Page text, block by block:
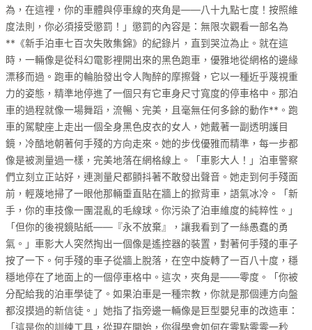
為，在這裡，你的車體與停車線的夾角是——八十九點七度！按照維
度法則，你必須接受懲罰！」懲罰的內容是：無限次觀看一部名為
**《新手泊車七百次失敗集錦》的紀錄片，直到哭泣為止。就在這
時，一輛像是從科幻電影裡開出來的黑色跑車，優雅地從網格的邊緣
漂移而過。跑車的輪胎發出令人陶醉的摩擦聲，它以一種近乎蔑視重
力的姿態，精準地停進了一個只有它車身尺寸寬度的停車格中。那泊
車的過程就像一場舞蹈，流暢、完美，且毫無任何多餘的動作**。跑
車的駕駛座上走出一個全身黑色皮衣的女人，她戴著一副透明護目
鏡，冷酷地朝著何手殘的方向走來。她的步伐優雅而精準，每一步都
像是被測量過一樣，完美地落在網格線上。「車影大人！」泊車警察
們立刻立正站好，連測量尺都顫抖著不敢發出聲音。她走到何手殘面
前，輕蔑地掃了一眼他那輛垂直貼在牆上的掀背車，語氣冰冷。「新
手，你的車技像一團混亂的毛線球。你污染了泊車維度的純粹性。」
「但你的後視鏡貼紙——『永不放棄』，讓我看到了一絲愚蠢的勇
氣。」車影大人突然掏出一個像是遙控器的裝置，對著何手殘的車子
按了一下。何手殘的車子從牆上脫落，在空中旋轉了一百八十度，穩
穩地停在了地面上的一個停車格中。這次，夾角是——零度。「你被
分配給我的泊車學徒了。如果泊車是一種宗教，你就是那個連方向盤
都沒摸過的新信徒。」她指了指旁邊一輛像是巨型嬰兒車的改造車：
「這是你的訓練工具，從現在開始，你得學會如何在零點零零一秒